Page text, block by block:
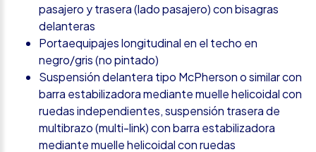
pasajero y trasera (lado pasajero) con bisagras
delanteras
Portaequipajes longitudinal en el techo en
negro/gris (no pintado)
Suspensión delantera tipo McPherson o similar con
barra estabilizadora mediante muelle helicoidal con
ruedas independientes, suspensión trasera de
multibrazo (multi-link) con barra estabilizadora
mediante muelle helicoidal con ruedas